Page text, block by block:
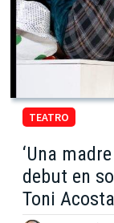
TEATRO
‘Una
debut en
Toni Acosta